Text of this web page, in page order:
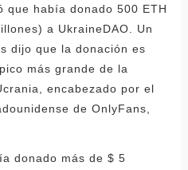
que había donado 500 ETH
a UkraineDAO. Un
dijo que la donación es
más grande de la
encabezado por el
de OnlyFans,
donado más de $ 5